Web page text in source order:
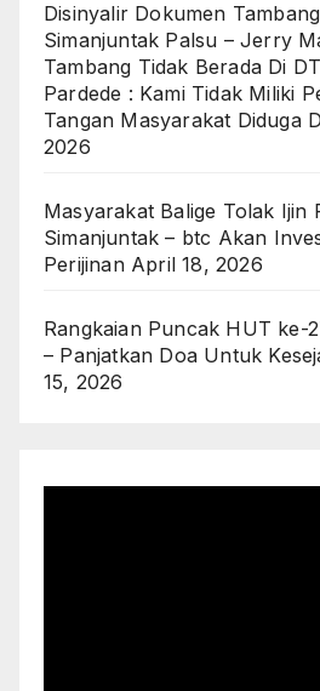
Disinyalir Dokumen
Simanjuntak Palsu – Jerry
Tambang Tidak Berada Di
Pardede : Kami Tidak Miliki
Tangan Masyarakat Diduga
2026
Masyarakat Balige Tolak Ijin
Simanjuntak – btc Akan
Perijinan April 18, 2026
Rangkaian Puncak HUT ke-
– Panjatkan Doa Untuk
15, 2026